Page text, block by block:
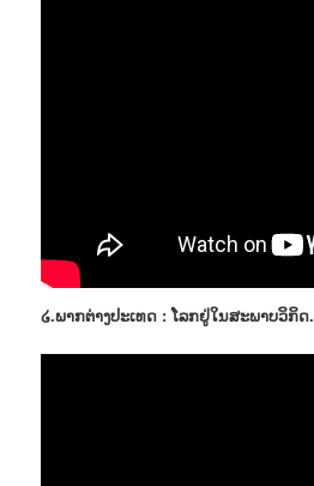
໒.ພາກຕ່າງປະເທດ : ໂລກຢູ່ໃນສະພາບວິກິດ.